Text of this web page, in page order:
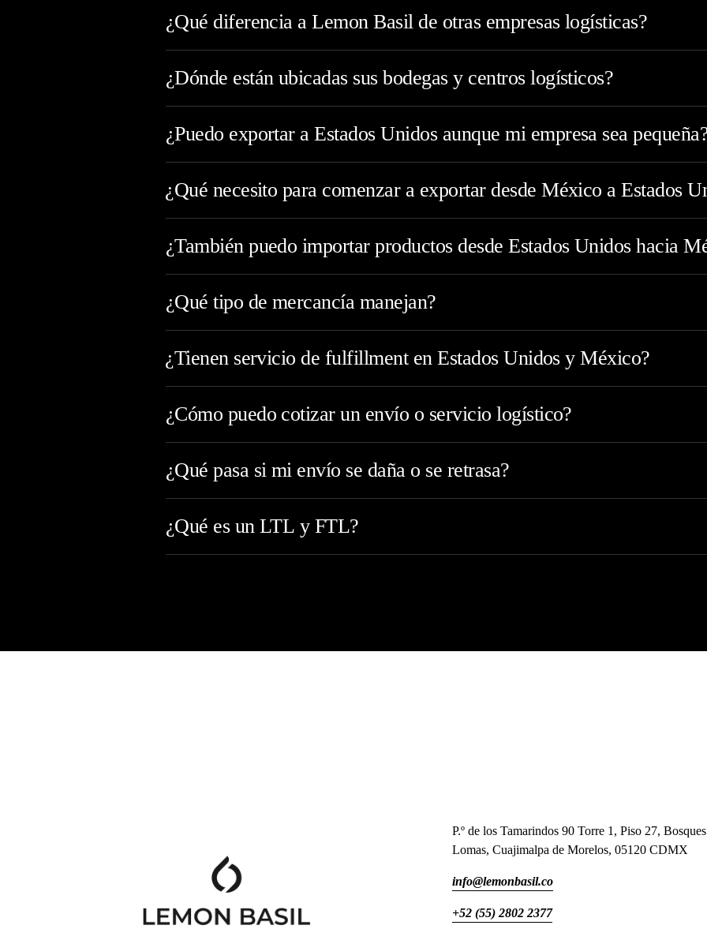
¿Qué diferencia a Lemon Basil de otras empresas logísticas?
¿Dónde están ubicadas sus bodegas y centros logísticos?
¿Puedo exportar a Estados Unidos aunque mi empresa sea
⁠¿Qué necesito para comenzar a exportar desde México a Estados
¿También puedo importar productos desde Estados Unidos hacia
¿Qué tipo de mercancía manejan?
⁠¿Tienen servicio de fulfillment en Estados Unidos y México?
¿Cómo puedo cotizar un envío o servicio logístico?
¿Qué pasa si mi envío se daña o se retrasa?
¿Qué es un LTL y FTL?
P.º de los Tamarindos 90 Torre 1, Piso 27,
Lomas, Cuajimalpa de Morelos, 05120 CDMX
info@lemonbasil.co
+52 (55) 2802 2377